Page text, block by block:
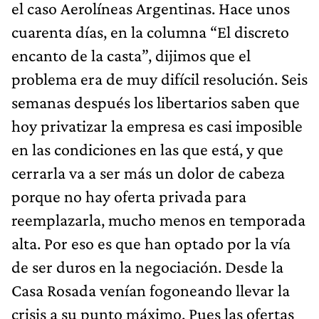
el caso Aerolíneas Argentinas. Hace unos
cuarenta días, en la columna “El discreto
encanto de la casta”, dijimos que el
problema era de muy difícil resolución. Seis
semanas después los libertarios saben que
hoy privatizar la empresa es casi imposible
en las condiciones en las que está, y que
cerrarla va a ser más un dolor de cabeza
porque no hay oferta privada para
reemplazarla, mucho menos en temporada
alta. Por eso es que han optado por la vía
de ser duros en la negociación. Desde la
Casa Rosada venían fogoneando llevar la
crisis a su punto máximo. Pues las ofertas